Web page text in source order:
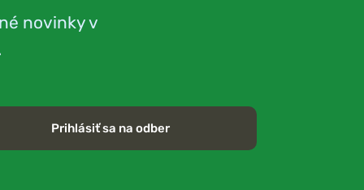
novinky v
Prihlásiť sa na odber